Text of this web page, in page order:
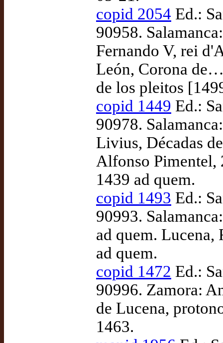
copid 2054 Ed.:
90958.
Fernando V, rei
León, Corona
de los pleitos
copid 1449 Ed.:
90978.
Livius, Décadas
Alfonso Pimentel,
1439 ad quem.
copid 1493 Ed.:
90993.
ad quem. Lucena,
ad quem.
copid 1472 Ed.:
90996. Zamora:
de Lucena,
1463.